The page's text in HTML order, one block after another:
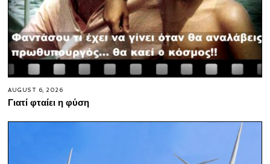
AUGUST 6, 2026
Γιατί φταίει η φύση